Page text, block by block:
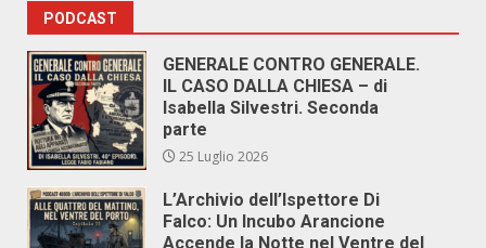
PODCAST
GENERALE CONTRO GENERALE.
IL CASO DALLA CHIESA – di
Isabella Silvestri. Seconda
parte
25 Luglio 2026
L’Archivio dell’Ispettore Di
Falco: Un Incubo Arancione
Accende la Notte nel Ventre del